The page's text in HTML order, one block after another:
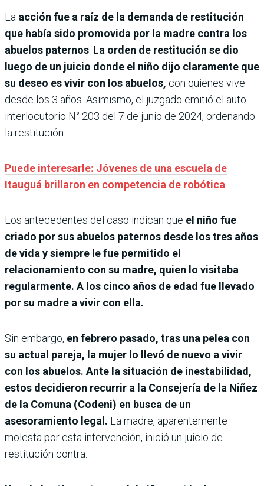
La acción fue a raíz de la demanda de restitución
que había sido promovida por la madre contra los
abuelos paternos La orden de restitución se dio
luego de un juicio donde el niño dijo claramente que
su deseo es vivir con los abuelos, con quienes vive
desde los 3 años. Asimismo, el juzgado emitió el auto
interlocutorio N° 203 del 7 de junio de 2024, ordenando
la restitución.
Puede interesarle: Jóvenes de una escuela de
Itauguá brillaron en competencia de robótica
Los antecedentes del caso indican que el niño fue
criado por sus abuelos paternos desde los tres años
de vida y siempre le fue permitido el
relacionamiento con su madre, quien lo visitaba
regularmente. A los cinco años de edad fue llevado
por su madre a vivir con ella.
Sin embargo, en febrero pasado, tras una pelea con
su actual pareja, la mujer lo llevó de nuevo a vivir
con los abuelos. Ante la situación de inestabilidad,
estos decidieron recurrir a la Consejería de la Niñez
de la Comuna (Codeni) en busca de un
asesoramiento legal. La madre, aparentemente
molesta por esta intervención, inició un juicio de
restitución contra.